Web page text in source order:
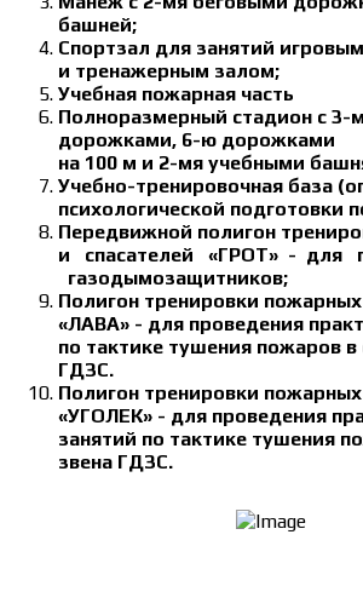
башней;
Спортзал для занятий
и тренажерным залом;
Учебная пожарная часть
Полноразмерный стадион с 3-
дорожками, 6-ю дорожками
на 100 м и 2-мя учебными
Учебно-тренировочная база
психологической подготовки
Передвижной полигон
и спасателей «ГРОТ» - для
газодымозащитников;
Полигон тренировки пожарных
«ЛАВА» - для проведения
по тактике тушения пожаров в
ГДЗС.
Полигон тренировки пожарных
«УГОЛЕК» - для проведения
занятий по тактике тушения
звена ГДЗС.